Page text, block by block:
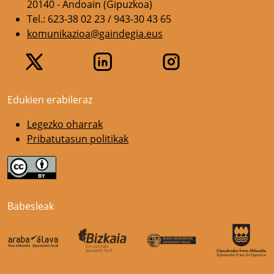
20140 - Andoain (Gipuzkoa)
Tel.: 623-38 02 23 / 943-30 43 65
komunikazioa@gaindegia.eus
Edukien erabileraz
Legezko oharrak
Pribatutasun politikak
Babesleak